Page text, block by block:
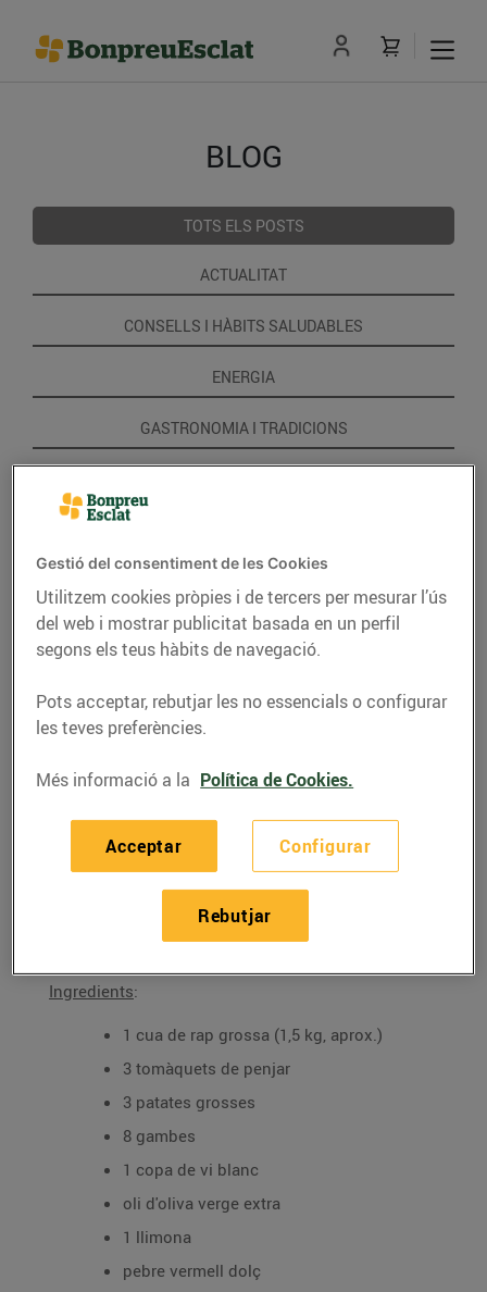
BLOG
TOTS ELS POSTS
ACTUALITAT
CONSELLS I HÀBITS SALUDABLES
ENERGIA
GASTRONOMIA I TRADICIONS
Rap al forn amb
gambes
Ingredients:
1 cua de rap grossa (1,5 kg, aprox.)
3 tomàquets de penjar
3 patates grosses
8 gambes
1 copa de vi blanc
oli d'oliva verge extra
1 llimona
pebre vermell dolç
Gestió del consentiment de les Cookies
Utilitzem cookies pròpies i de tercers per mesurar l’ús
del web i mostrar publicitat basada en un perfil
segons els teus hàbits de navegació.
Pots acceptar, rebutjar les no essencials o configurar
les teves preferències.
Més informació a la Política de Cookies.
Configurar
Rebutjar
Acceptar